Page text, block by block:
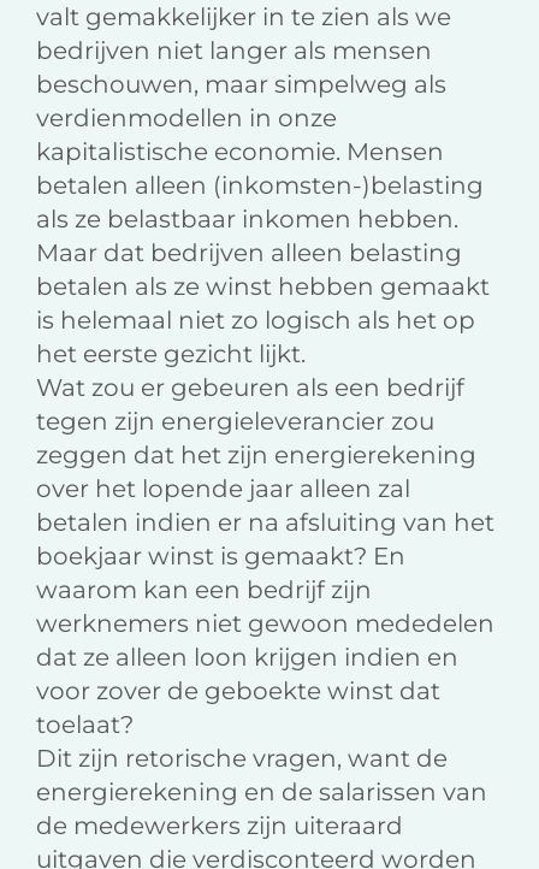
valt gemakkelijker in te zien als we
bedrijven niet langer als mensen
beschouwen, maar simpelweg als
verdienmodellen in onze
kapitalistische economie. Mensen
betalen alleen (inkomsten-)belasting
als ze belastbaar inkomen hebben.
Maar dat bedrijven alleen belasting
betalen als ze winst hebben gemaakt
is helemaal niet zo logisch als het op
het eerste gezicht lijkt.
Wat zou er gebeuren als een bedrijf
tegen zijn energieleverancier zou
zeggen dat het zijn energierekening
over het lopende jaar alleen zal
betalen indien er na afsluiting van het
boekjaar winst is gemaakt? En
waarom kan een bedrijf zijn
werknemers niet gewoon mededelen
dat ze alleen loon krijgen indien en
voor zover de geboekte winst dat
toelaat?
Dit zijn retorische vragen, want de
energierekening en de salarissen van
de medewerkers zijn uiteraard
uitgaven die verdisconteerd worden